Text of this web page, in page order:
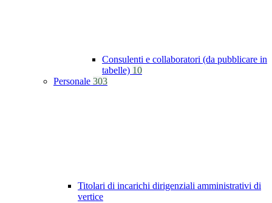
Consulenti e collaboratori (da pubblicare in
tabelle) 10
Personale 303
Titolari di incarichi dirigenziali amministrativi di
vertice